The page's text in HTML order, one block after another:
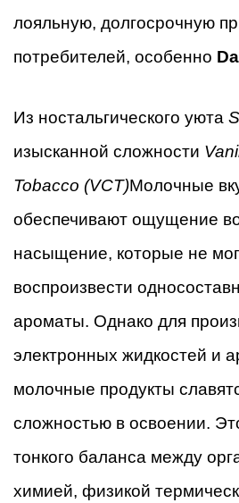
лояльную, долгосрочную
потребителей, особенно
Из ностальгического уюта
изысканной сложности
Tobacco (VCT)Молочные
обеспечивают ощущение
насыщение, которые не
воспроизвести
ароматы. Однако для
электронных жидкостей и
молочные продукты
сложностью в освоении.
тонкого баланса между
химией, физикой